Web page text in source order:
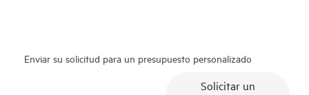
Enviar su solicitud para un presupuesto personalizado
Solicitar un